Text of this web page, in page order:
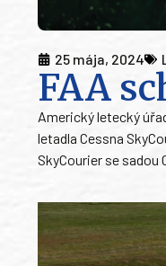
25 mája, 2024
FAA
Americký letecký
letadla Cessna
SkyCourier se